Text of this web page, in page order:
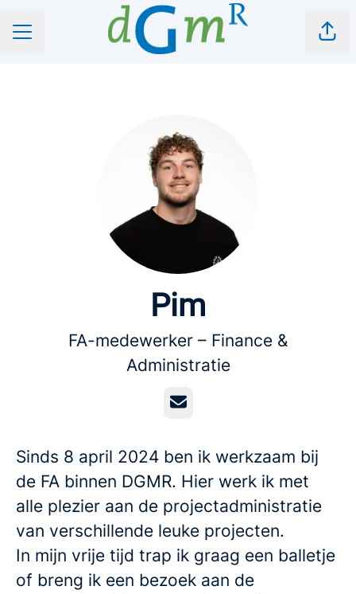
CARRIÈREMENU
Pim
FA-medewerker – Finance &
Administratie
E-mailadres
Sinds 8 april 2024 ben ik werkzaam bij
de FA binnen DGMR. Hier werk ik met
alle plezier aan de projectadministratie
van verschillende leuke projecten.
In mijn vrije tijd trap ik graag een balletje
of breng ik een bezoek aan de